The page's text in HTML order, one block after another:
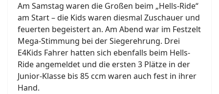
Am Samstag waren die Großen beim „Hells-Ride“
am Start – die Kids waren diesmal Zuschauer und
feuerten begeistert an. Am Abend war im Festzelt
Mega-Stimmung bei der Siegerehrung. Drei
E4Kids Fahrer hatten sich ebenfalls beim Hells-
Ride angemeldet und die ersten 3 Plätze in der
Junior-Klasse bis 85 ccm waren auch fest in ihrer
Hand.